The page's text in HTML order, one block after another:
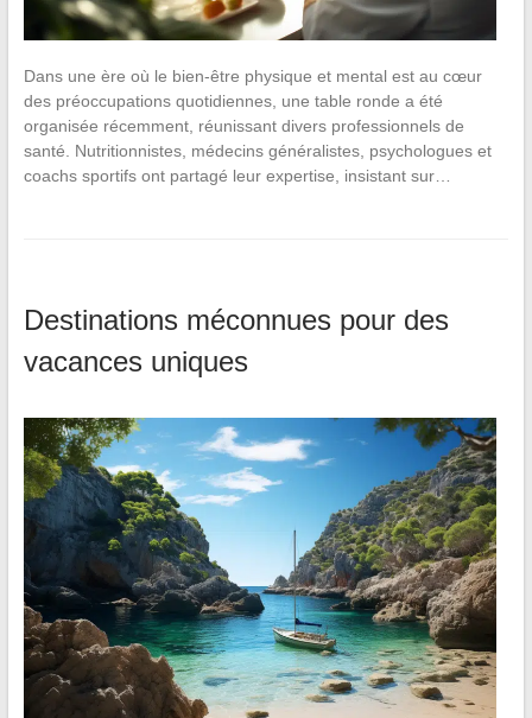
Dans une ère où le bien-être physique et mental est au cœur
des préoccupations quotidiennes, une table ronde a été
organisée récemment, réunissant divers professionnels de
santé. Nutritionnistes, médecins généralistes, psychologues et
coachs sportifs ont partagé leur expertise, insistant sur…
Destinations méconnues pour des
vacances uniques